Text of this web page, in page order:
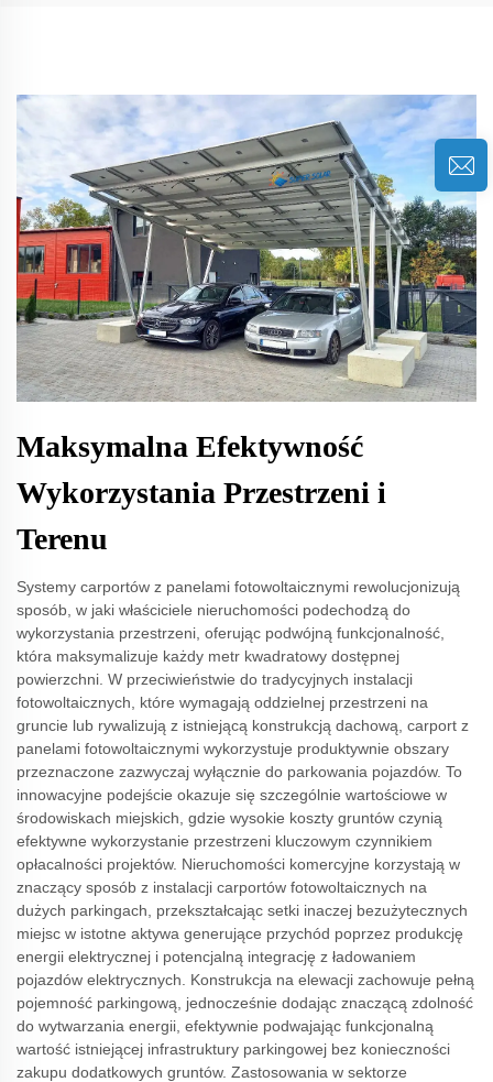
Maksymalna Efektywność
Wykorzystania Przestrzeni i
Terenu
Systemy carportów z panelami fotowoltaicznymi rewolucjonizują
sposób, w jaki właściciele nieruchomości podechodzą do
wykorzystania przestrzeni, oferując podwójną funkcjonalność,
która maksymalizuje każdy metr kwadratowy dostępnej
powierzchni. W przeciwieństwie do tradycyjnych instalacji
fotowoltaicznych, które wymagają oddzielnej przestrzeni na
gruncie lub rywalizują z istniejącą konstrukcją dachową, carport z
panelami fotowoltaicznymi wykorzystuje produktywnie obszary
przeznaczone zazwyczaj wyłącznie do parkowania pojazdów. To
innowacyjne podejście okazuje się szczególnie wartościowe w
środowiskach miejskich, gdzie wysokie koszty gruntów czynią
efektywne wykorzystanie przestrzeni kluczowym czynnikiem
opłacalności projektów. Nieruchomości komercyjne korzystają w
znaczący sposób z instalacji carportów fotowoltaicznych na
dużych parkingach, przekształcając setki inaczej bezużytecznych
miejsc w istotne aktywa generujące przychód poprzez produkcję
energii elektrycznej i potencjalną integrację z ładowaniem
pojazdów elektrycznych. Konstrukcja na elewacji zachowuje pełną
pojemność parkingową, jednocześnie dodając znaczącą zdolność
do wytwarzania energii, efektywnie podwajając funkcjonalną
wartość istniejącej infrastruktury parkingowej bez konieczności
zakupu dodatkowych gruntów. Zastosowania w sektorze